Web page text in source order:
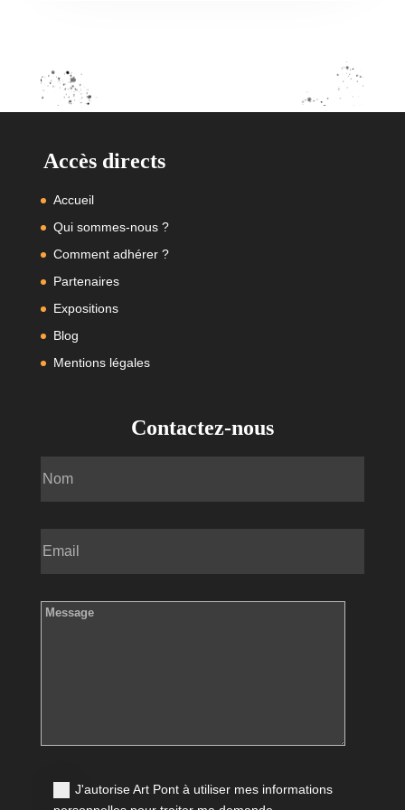
Accès directs
Accueil
Qui sommes-nous ?
Comment adhérer ?
Partenaires
Expositions
Blog
Mentions légales
Contactez-nous
J'autorise Art Pont à utiliser mes informations